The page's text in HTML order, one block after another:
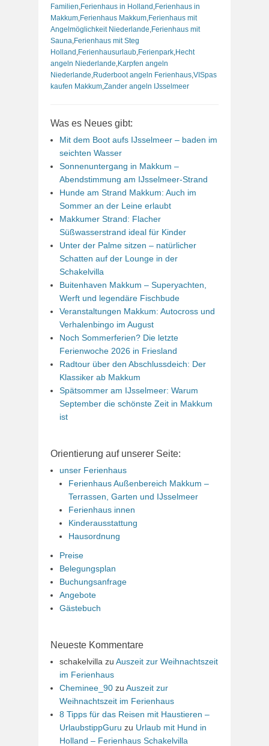
Familien Ferienhaus in Holland Ferienhaus in
Makkum Ferienhaus Makkum Ferienhaus mit
Angelmöglichkeit Niederlande Ferienhaus mit
Sauna Ferienhaus mit Steg
Holland Ferienhausurlaub Ferienpark Hecht
angeln Niederlande Karpfen angeln
Niederlande Ruderboot angeln Ferienhaus VISpas
kaufen Makkum Zander angeln IJsselmeer
Was es Neues gibt:
Mit dem Boot aufs IJsselmeer – baden im
seichten Wasser
Sonnenuntergang in Makkum –
Abendstimmung am IJsselmeer-Strand
Hunde am Strand Makkum: Auch im
Sommer an der Leine erlaubt
Makkumer Strand: Flacher
Süßwasserstrand ideal für Kinder
Unter der Palme sitzen – natürlicher
Schatten auf der Lounge in der
Schakelvilla
Buitenhaven Makkum – Superyachten,
Werft und legendäre Fischbude
Veranstaltungen Makkum: Autocross und
Verhalenbingo im August
Noch Sommerferien? Die letzte
Ferienwoche 2026 in Friesland
Radtour über den Abschlussdeich: Der
Klassiker ab Makkum
Spätsommer am IJsselmeer: Warum
September die schönste Zeit in Makkum
ist
Orientierung auf unserer Seite:
unser Ferienhaus
Ferienhaus Außenbereich Makkum –
Terrassen, Garten und IJsselmeer
Ferienhaus innen
Kinderausstattung
Hausordnung
Preise
Belegungsplan
Buchungsanfrage
Angebote
Gästebuch
Neueste Kommentare
schakelvilla zu Auszeit zur Weihnachtszeit
im Ferienhaus
Cheminee_90 zu Auszeit zur
Weihnachtszeit im Ferienhaus
8 Tipps für das Reisen mit Haustieren –
UrlaubstippGuru zu Urlaub mit Hund in
Holland – Ferienhaus Schakelvilla